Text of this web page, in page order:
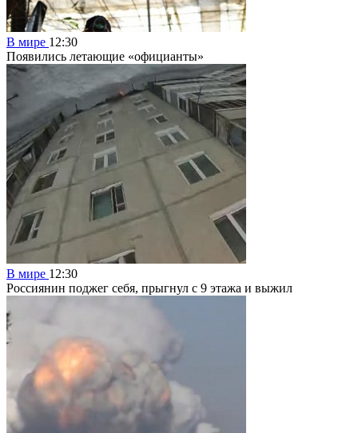
В мире 12:30
Появились летающие «официанты»
В мире 12:30
Россиянин поджег себя, прыгнул с 9 этажа и выжил